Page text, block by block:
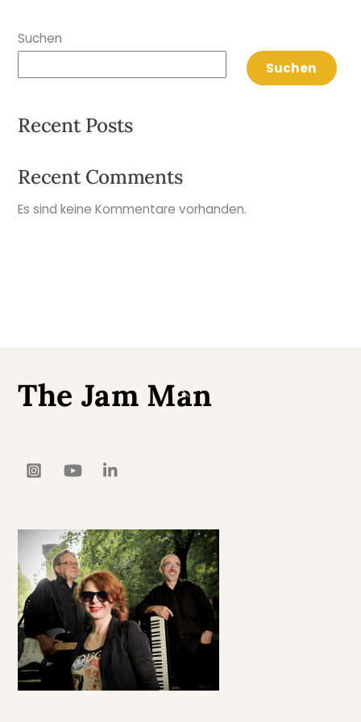
Suchen
Suchen
Recent Posts
Recent Comments
Es sind keine Kommentare vorhanden.
Back
The Jam Man